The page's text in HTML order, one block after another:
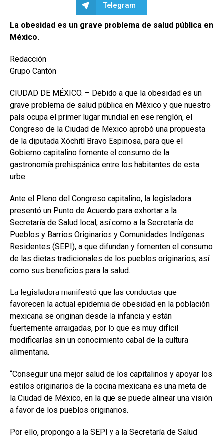
Telegram
La obesidad es un grave problema de salud pública en
México.
Redacción
Grupo Cantón
CIUDAD DE MÉXICO. – Debido a que la obesidad es un
grave problema de salud pública en México y que nuestro
país ocupa el primer lugar mundial en ese renglón, el
Congreso de la Ciudad de México aprobó una propuesta
de la diputada Xóchitl Bravo Espinosa, para que el
Gobierno capitalino fomente el consumo de la
gastronomía prehispánica entre los habitantes de esta
urbe.
Ante el Pleno del Congreso capitalino, la legisladora
presentó un Punto de Acuerdo para exhortar a la
Secretaría de Salud local, así como a la Secretaría de
Pueblos y Barrios Originarios y Comunidades Indígenas
Residentes (SEPI), a que difundan y fomenten el consumo
de las dietas tradicionales de los pueblos originarios, así
como sus beneficios para la salud.
La legisladora manifestó que las conductas que
favorecen la actual epidemia de obesidad en la población
mexicana se originan desde la infancia y están
fuertemente arraigadas, por lo que es muy difícil
modificarlas sin un conocimiento cabal de la cultura
alimentaria.
“Conseguir una mejor salud de los capitalinos y apoyar los
estilos originarios de la cocina mexicana es una meta de
la Ciudad de México, en la que se puede alinear una visión
a favor de los pueblos originarios.
Por ello, propongo a la SEPI y a la Secretaría de Salud